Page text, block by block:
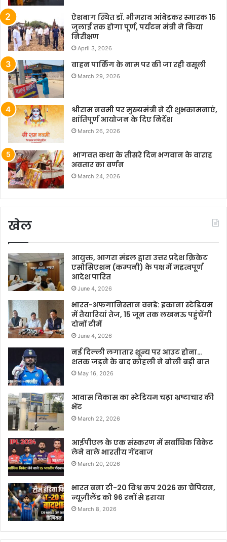
ऐशबाग स्थित डॉ. भीमराव आंबेडकर स्मारक 15
जुलाई तक होगा पूर्ण, पर्यटन मंत्री ने किया
निरीक्षण
April 3, 2026
वाहन पार्किंग के नाम पर की जा रही वसूली
March 29, 2026
श्रीराम नवमी पर मुख्यमंत्री ने दी शुभकामनाएं,
शांतिपूर्ण आयोजन के दिए निर्देश
March 26, 2026
भागवत कथा के तीसरे दिन भगवान के वाराह
अवतार का वर्णन
March 24, 2026
खेल
आयुक्त, आगरा मंडल द्वारा उत्तर प्रदेश क्रिकेट
एसोसिएशन (कम्पनी) के पक्ष में महत्वपूर्ण
आदेश पारित
June 4, 2026
भारत-अफगानिस्तान वनडे: इकाना स्टेडियम
में तैयारियां तेज, 15 जून तक लखनऊ पहुंचेंगी
दोनों टीमें
June 4, 2026
नई दिल्ली लगातार शून्य पर आउट होना…
शतक जड़ने के बाद कोहली ने बोली बड़ी बात
May 16, 2026
आवास विकास का स्टेडियम चढ़ा भ्रष्टाचार की
भेंट
March 22, 2026
आईपीएल के एक संस्करण में सर्वाधिक विकेट
लेने वाले भारतीय गेंदबाज
March 20, 2026
भारत बना टी-20 विश्व कप 2026 का चैंपियन,
न्यूज़ीलैंड को 96 रनों से हराया
March 8, 2026